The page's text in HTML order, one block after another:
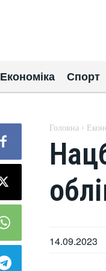
Економіка Спорт
Головна
14.09.2023